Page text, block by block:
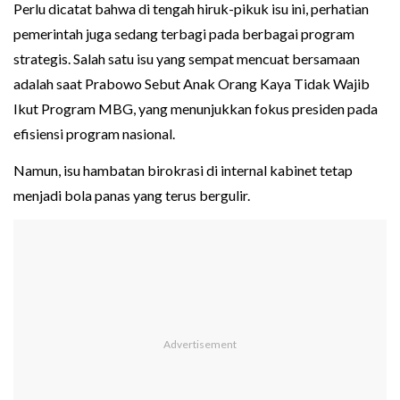
Perlu dicatat bahwa di tengah hiruk-pikuk isu ini, perhatian
pemerintah juga sedang terbagi pada berbagai program
strategis. Salah satu isu yang sempat mencuat bersamaan
adalah saat Prabowo Sebut Anak Orang Kaya Tidak Wajib
Ikut Program MBG, yang menunjukkan fokus presiden pada
efisiensi program nasional.
Namun, isu hambatan birokrasi di internal kabinet tetap
menjadi bola panas yang terus bergulir.